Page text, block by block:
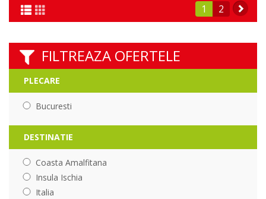
1 2
FILTREAZA OFERTELE
PLECARE
Bucuresti
DESTINATIE
Coasta Amalfitana
Insula Ischia
Italia